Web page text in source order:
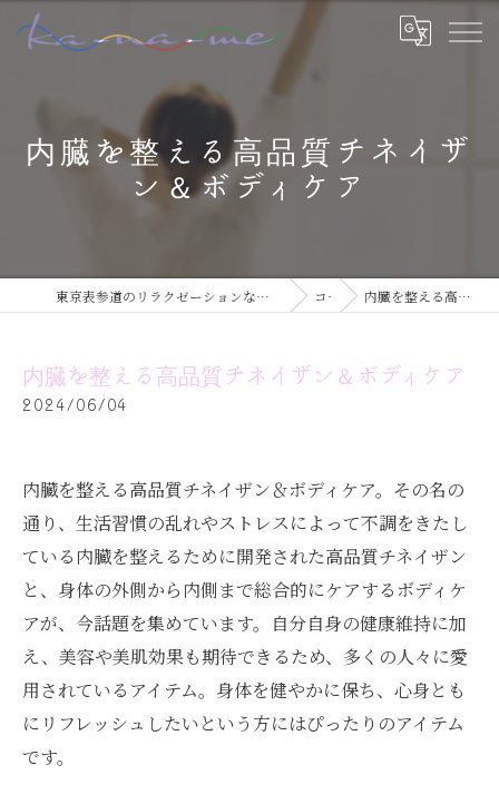
内臓を整える高品質チネイザ
ン＆ボディケア
東京表参道のリラクゼーションならチネイザン / ボディ & マインドケアサロン ka-na-me コラム 内臓を整える高品質チネイザン＆ボディケア
内臓を整える高品質チネイザン＆ボディケア
2024/06/04
内臓を整える高品質チネイザン＆ボディケア。その名の
通り、生活習慣の乱れやストレスによって不調をきたし
ている内臓を整えるために開発された高品質チネイザン
と、身体の外側から内側まで総合的にケアするボディケ
アが、今話題を集めています。自分自身の健康維持に加
え、美容や美肌効果も期待できるため、多くの人々に愛
用されているアイテム。身体を健やかに保ち、心身とも
にリフレッシュしたいという方にはぴったりのアイテム
です。